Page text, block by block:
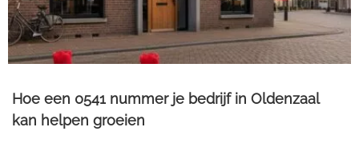
Hoe een 0541 nummer je bedrijf in Oldenzaal
kan helpen groeien